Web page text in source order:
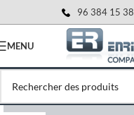
96 384 15 38
MENU